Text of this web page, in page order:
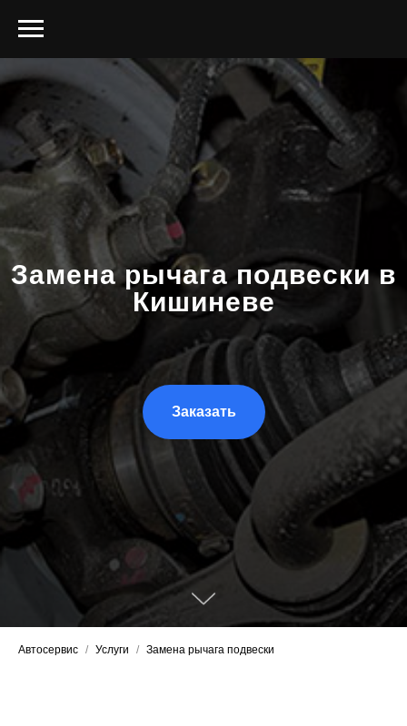
Замена рычага подвески в
Кишиневе
Заказать
Автосервис / Услуги / Замена рычага подвески